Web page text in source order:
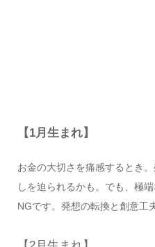
【1月生まれ】
お金の大切さを痛感するとき
しを迫られるかも。でも、極
NGです。発想の転換と創意工